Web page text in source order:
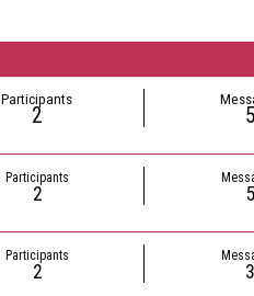
Participants
2
Participants
2 5
Participants
2 3